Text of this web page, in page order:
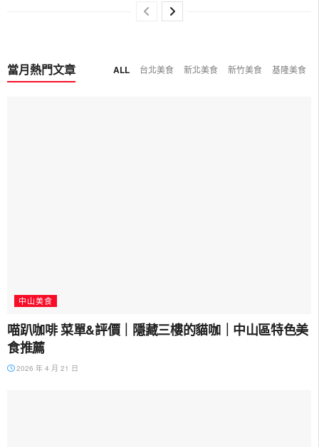
當月熱門文章 ALL 台北美食 新北美食 新竹美食 基隆美食
中山美食
喵趴咖啡 菜單&評價｜隱藏三樓的貓咖｜中山區特色美
食推薦
2026 年 4 月 21 日